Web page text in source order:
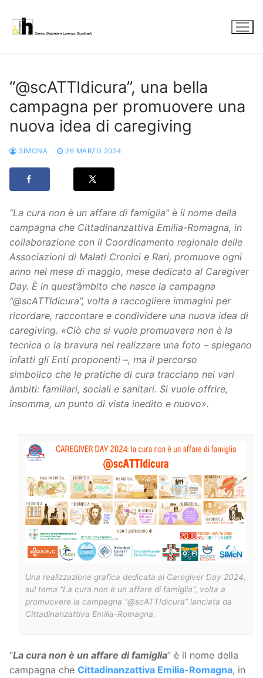
contenuto
“@scATTIdicura”, una bella
campagna per promuovere una
nuova idea di caregiving
SIMONA 26 MARZO 2024
“La cura non è un affare di famiglia” è il nome della
campagna che Cittadinanzattiva Emilia-Romagna, in
collaborazione con il Coordinamento regionale delle
Associazioni di Malati Cronici e Rari, promuove ogni
anno nel mese di maggio, mese dedicato al Caregiver
Day. È in quest’àmbito che nasce la campagna
“@scATTIdicura”, volta a raccogliere immagini per
ricordare, raccontare e condividere una nuova idea di
caregiving. «Ciò che si vuole promuovere non è la
tecnica o la bravura nel realizzare una foto – spiegano
infatti gli Enti proponenti –, ma il percorso
simbolico che le pratiche di cura tracciano nei vari
àmbiti: familiari, sociali e sanitari. Si vuole offrire,
insomma, un punto di vista inedito e nuovo».
Una realizzazione grafica dedicata al Caregiver Day 2024,
sul tema “La cura non è un affare di famiglia”, volta a
promuovere la campagna “@scATTIdicura” lanciata da
Cittadinanzattiva Emilia-Romagna.
“La cura non è un affare di famiglia” è il nome della
campagna che Cittadinanzattiva Emilia-Romagna, in